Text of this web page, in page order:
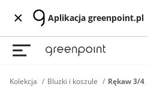
Aplikacja greenpoint.pl
Kolekcja Bluzki i koszule Rękaw 3/4